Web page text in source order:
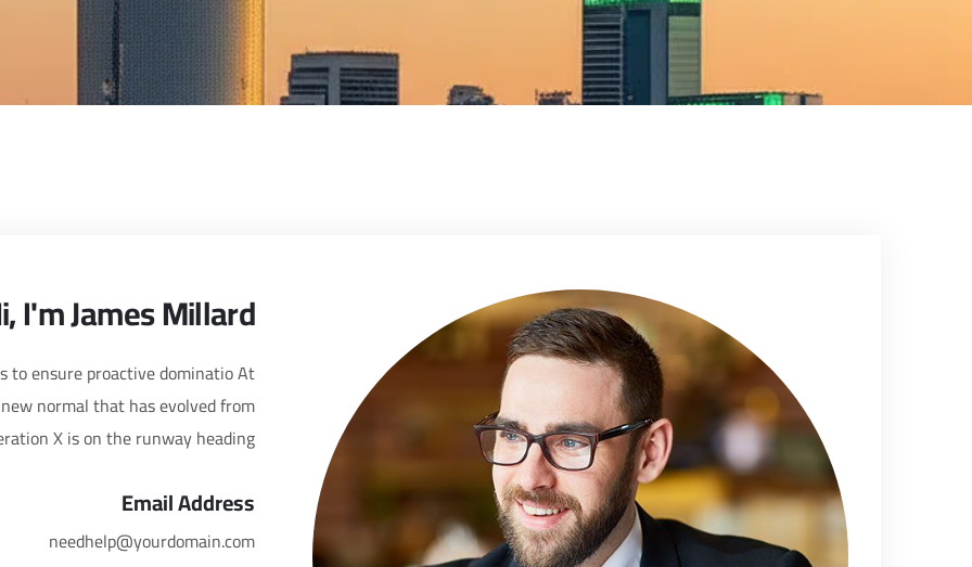
I'm James Millard
ensure proactive dominatio At
normal that has evolved from
X is on the runway heading
Email Address
needhelp@yourdomain.com